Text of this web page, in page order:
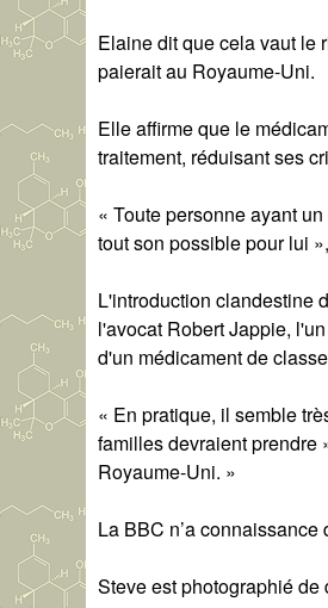
Elaine dit que cela vaut le
paierait au Royaume-Uni.
Elle affirme que le
traitement, réduisant ses
« Toute personne ayant
tout son possible pour lui
L'introduction clandestine
l'avocat Robert Jappie,
d'un médicament de
« En pratique, il semble
familles devraient prendre
Royaume-Uni. »
La BBC n’a
Steve est photographié